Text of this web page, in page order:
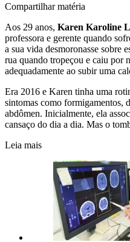
Compartilhar matéria
Aos 29 anos, Karen Karoline
professora e gerente quando
a sua vida desmoronasse sobre
rua quando tropeçou e caiu por
adequadamente ao subir uma
Era 2016 e Karen tinha uma
sintomas como formigamentos,
abdômen. Inicialmente, ela
cansaço do dia a dia. Mas o
Leia mais